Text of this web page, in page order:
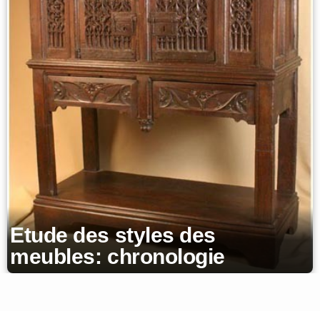
Etude des styles des
meubles: chronologie